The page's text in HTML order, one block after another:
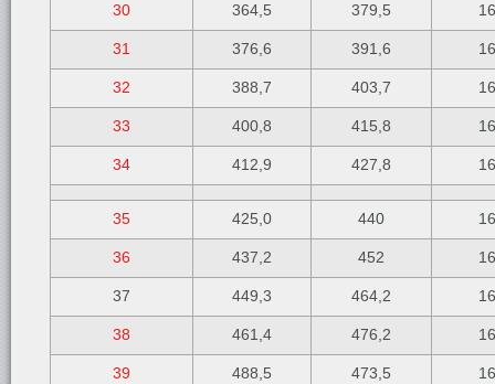
30 364,5 379,5
31 376,6 391,6
32 388,7 403,7
33 400,8 415,8
34 412,9 427,8
35 425,0 440
36 437,2 452
37 449,3 464,2
38 461,4 476,2
39 488,5 473,5